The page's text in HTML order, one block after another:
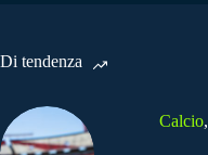
Di tendenza
Calcio,